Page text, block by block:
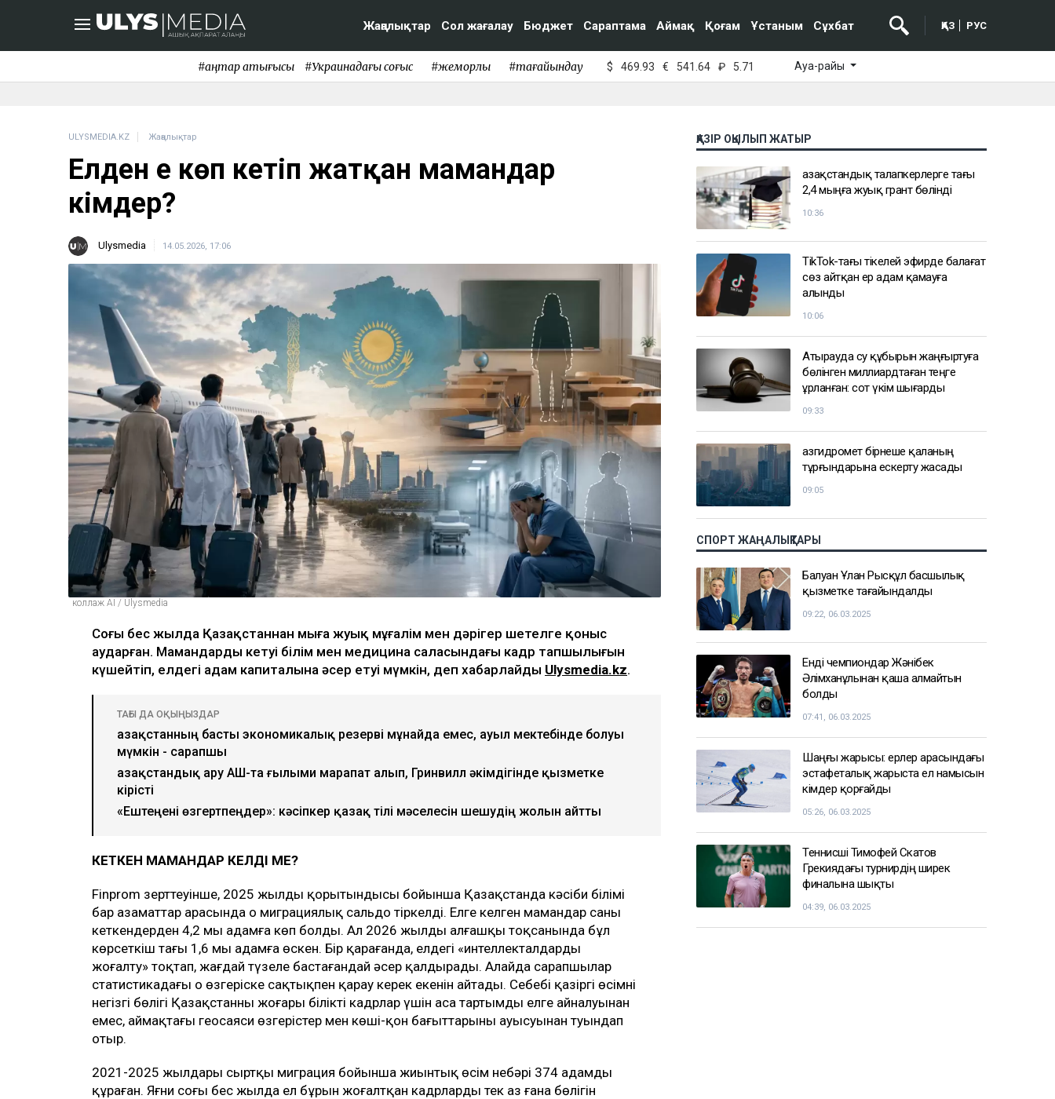
Жаңалықтар Сол жағалау Бюджет Сараптама Аймақ Қоғам Ұстаным Сұхбат ҚАЗ РУС
#қаңтар қақтығысы #Украинадағы соғыс #жемқорлық #тағайындау $ 469.93 € 541.64 ₽ 5.71 Ауа-райы
ULYSMEDIA.KZ Жаңалықтар
Елден ең көп кетіп жатқан мамандар
кімдер?
Ulysmedia 14.05.2026, 17:06
коллаж AI / Ulysmedia
Соңғы бес жылда Қазақстаннан мыңға жуық мұғалім мен дәрігер шетелге қоныс
аударған. Мамандардың кетуі білім мен медицина саласындағы кадр тапшылығын
күшейтіп, елдегі адам капиталына әсер етуі мүмкін, деп хабарлайды Ulysmedia.kz.
ТАҒЫ ДА ОҚЫҢЫЗДАР
Қазақстанның басты экономикалық резерві мұнайда емес, ауыл мектебінде болуы
мүмкін - сарапшы
Қазақстандық ару АҚШ-та ғылыми марапат алып, Гринвилл әкімдігінде қызметке
кірісті
«Ештеңені өзгертпеңдер»: кәсіпкер қазақ тілі мәселесін шешудің жолын айтты
КЕТКЕН МАМАНДАР КЕЛДІ МЕ?
Finprom зерттеуінше, 2025 жылдың қорытындысы бойынша Қазақстанда кәсіби білімі
бар азаматтар арасында оң миграциялық сальдо тіркелді. Елге келген мамандар саны
кеткендерден 4,2 мың адамға көп болды. Ал 2026 жылдың алғашқы тоқсанында бұл
көрсеткіш тағы 1,6 мың адамға өскен. Бір қарағанда, елдегі «интеллекталдарды
жоғалту» тоқтап, жағдай түзеле бастағандай әсер қалдырады. Алайда сарапшылар
статистикадағы оң өзгеріске сақтықпен қарау керек екенін айтады. Себебі қазіргі өсімнің
негізгі бөлігі Қазақстанның жоғары білікті кадрлар үшін аса тартымды елге айналуынан
емес, аймақтағы геосаяси өзгерістер мен көші-қон бағыттарының ауысуынан туындап
отыр.
2021-2025 жылдары сыртқы миграция бойынша жиынтық өсім небәрі 374 адамды
құраған. Яғни соңғы бес жылда ел бұрын жоғалтқан кадрлардың тек аз ғана бөлігін
ҚАЗІР ОҚЫЛЫП ЖАТЫР
Қазақстандық талапкерлерге тағы
2,4 мыңға жуық грант бөлінді
10:36
TikTok-тағы тікелей эфирде балағат
сөз айтқан ер адам қамауға
алынды
10:06
Атырауда су құбырын жаңғыртуға
бөлінген миллиардтаған теңге
ұрланған: сот үкім шығарды
09:33
Қазгидромет бірнеше қаланың
тұрғындарына ескерту жасады
09:05
СПОРТ ЖАҢАЛЫҚТАРЫ
Балуан Ұлан Рысқұл басшылық
қызметке тағайындалды
09:22, 06.03.2025
Енді чемпиондар Жәнібек
Әлімханұлынан қаша алмайтын
болды
07:41, 06.03.2025
Шаңғы жарысы: ерлер арасындағы
эстафеталық жарыста ел намысын
кімдер қорғайды
05:26, 06.03.2025
Теннисші Тимофей Скатов
Грекиядағы турнирдің ширек
финалына шықты
04:39, 06.03.2025